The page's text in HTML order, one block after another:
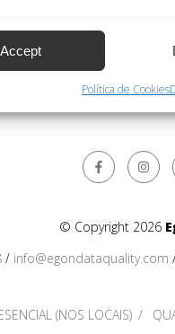
Accept
Política de Cookies
caracteres latinos;
© Copyright 2026
/ info@egondataquality.com
(NOS LOCAIS)